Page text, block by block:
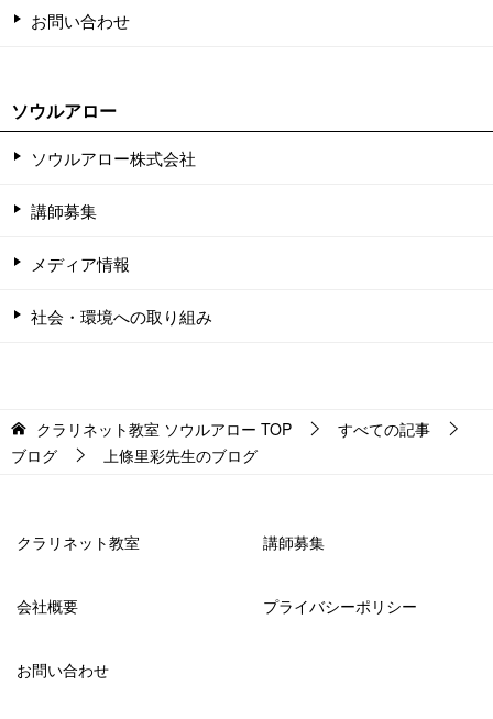
お問い合わせ
ソウルアロー
ソウルアロー株式会社
講師募集
メディア情報
社会・環境への取り組み
クラリネット教室 ソウルアロー TOP
すべての記事
ブログ
上條里彩先生のブログ
クラリネット教室 講師募集
会社概要 プライバシーポリシー
お問い合わせ